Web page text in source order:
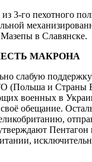
3-го пехотного
в Славянске.
МАКРОНА
слабую
(Польша и Страны
военных в
обещание.